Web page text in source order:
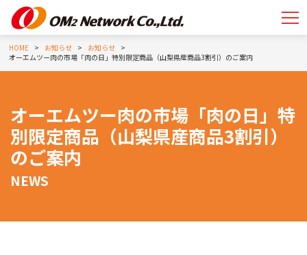
HOME お知らせ
お知らせ
オーエムツー肉の市場「肉の日」特別限定商品（山梨県産商品3割引）のご案内
オーエムツー肉の市場「肉の日」特
別限定商品（山梨県産商品3割引）
のご案内
NEWS